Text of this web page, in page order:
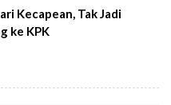
Kecapean, Tak Jadi
ke KPK